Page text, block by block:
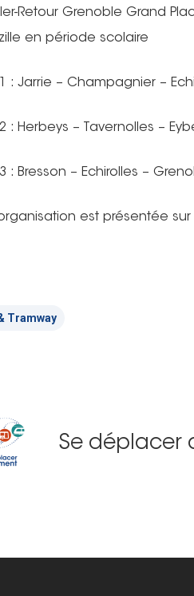
Retour Grenoble Grand
en période scolaire
: Jarrie – Champagnier –
: Herbeys – Tavernolles –
: Bresson – Echirolles –
est présentée sur
Tramway
Se déplacer